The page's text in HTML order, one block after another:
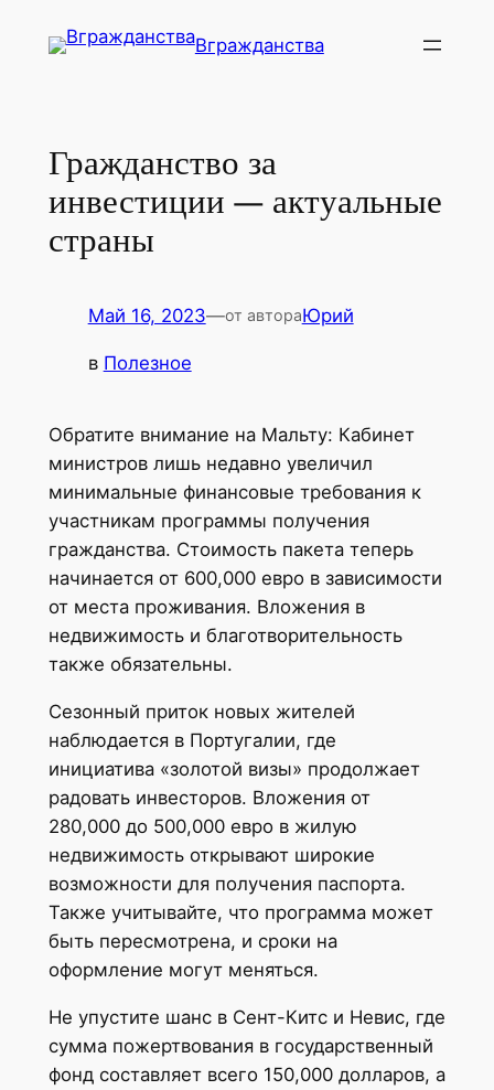
Вгражданства
Гражданство за
инвестиции — актуальные
страны
Май 16, 2023—от автораЮрий
в Полезное
Обратите внимание на Мальту: Кабинет
министров лишь недавно увеличил
минимальные финансовые требования к
участникам программы получения
гражданства. Стоимость пакета теперь
начинается от 600,000 евро в зависимости
от места проживания. Вложения в
недвижимость и благотворительность
также обязательны.
Сезонный приток новых жителей
наблюдается в Португалии, где
инициатива «золотой визы» продолжает
радовать инвесторов. Вложения от
280,000 до 500,000 евро в жилую
недвижимость открывают широкие
возможности для получения паспорта.
Также учитывайте, что программа может
быть пересмотрена, и сроки на
оформление могут меняться.
Не упустите шанс в Сент-Китс и Невис, где
сумма пожертвования в государственный
фонд составляет всего 150,000 долларов, а